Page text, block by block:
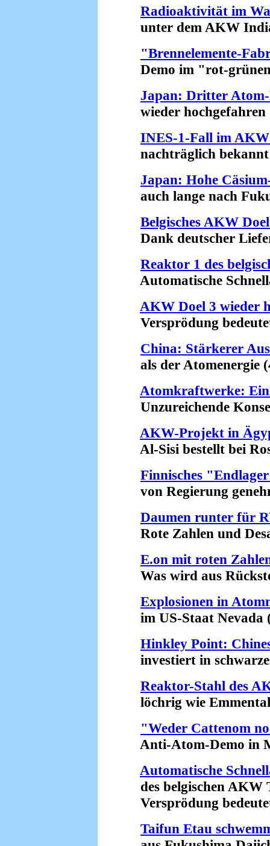
Radioaktivität im
unter dem AKW
"Brennelemente-
Demo im "rot-
Japan: Dritter
wieder hochgefahren
INES-1-Fall im
nachträglich bekannt
Japan: Hohe
auch lange nach
Belgisches AKW
Dank deutscher
Reaktor 1 des
Automatische
AKW Doel 3 wieder
Versprödung bedeutet
China: Stärkerer
als der Atomenergie
Atomkraftwerke:
Unzureichende
AKW-Projekt in
Al-Sisi bestellt bei
Finnisches
von Regierung
Daumen runter für
Rote Zahlen und
E.on mit roten
Was wird aus
Explosionen in
im US-Staat Nevada
Hinkley Point:
investiert in
Reaktor-Stahl des
löchrig wie
"Weder Cattenom
Anti-Atom-Demo in
Automatische
des belgischen AKW
Versprödung bedeutet
Taifun Etau